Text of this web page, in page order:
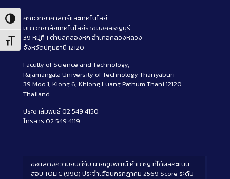
Toggle High Contrast
Toggle Font size
คณะวิทยาศาสตร์และเทคโนโลยี
มหาวิทยาลัยเทคโนโลยีราชมงคลธัญบุรี
39 หมู่ที่ 1 ตำบลคลองหก อำเภอคลองหลวง
จังหวัดปทุมธานี 12120
Faculty of Science and Technology,
Rajamangala University of Technology Thanyaburi
39 Moo 1, Klong 6, Khlong Luang Pathum Thani 12120
Thailand
ประชาสัมพันธ์ 02 549 4150
โทรสาร 02 549 4119
ขอแสดงความยินดีกับ นายภูมิพัฒน์ คำหาญ ที่ได้ผลคะแนน
สอบ TOEIC (990) ประจำเดือนกรกฎาคม 2569 Score ระดับ